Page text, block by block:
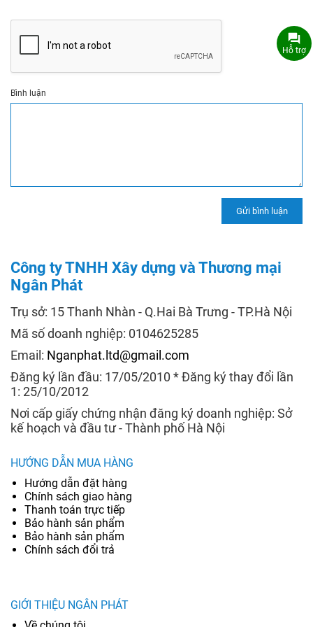
Bình luận
Công ty TNHH Xây dựng và Thương mại
Ngân Phát
Trụ sở: 15 Thanh Nhàn - Q.Hai Bà Trưng - TP.Hà Nội
Mã số doanh nghiệp: 0104625285
Email: Nganphat.ltd@gmail.com
Đăng ký lần đầu: 17/05/2010 * Đăng ký thay đổi lần
1: 25/10/2012
Nơi cấp giấy chứng nhận đăng ký doanh nghiệp: Sở
kế hoạch và đầu tư - Thành phố Hà Nội
HƯỚNG DẪN MUA HÀNG
Hướng dẫn đặt hàng
Chính sách giao hàng
Thanh toán trực tiếp
Bảo hành sản phẩm
Bảo hành sản phẩm
Chính sách đổi trả
GIỚI THIỆU NGÂN PHÁT
Hỗ trợ